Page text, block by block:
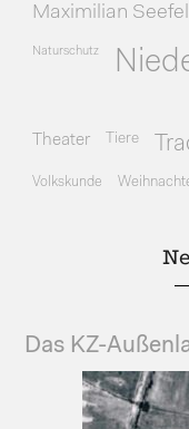
Maximilian
Naturschutz
Theater Tiere
Volkskunde
Das KZ-